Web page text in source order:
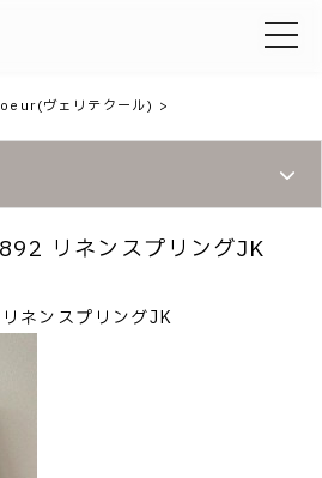
toggle
ヴェリテクール) >
リネンスプリングJK
ネンスプリングJK